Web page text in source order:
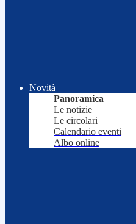
Novità
Panoramica
Le notizie
Le circolari
Calendario eventi
Albo online